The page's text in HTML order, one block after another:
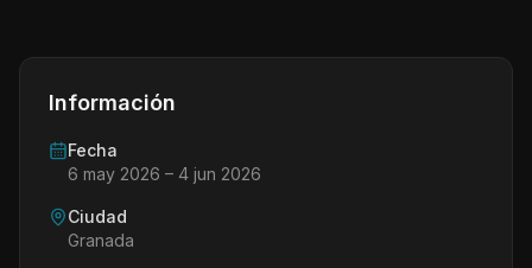
Información
Fecha
6 may 2026 – 4 jun 2026
Ciudad
Granada